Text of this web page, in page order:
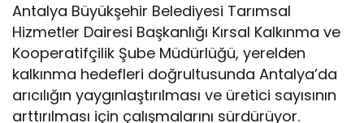
Antalya Büyükşehir Belediyesi Tarımsal
Hizmetler Dairesi Başkanlığı Kırsal Kalkınma ve
Kooperatifçilik Şube Müdürlüğü, yerelden
kalkınma hedefleri doğrultusunda Antalya’da
arıcılığın yaygınlaştırılması ve üretici sayısının
arttırılması için çalışmalarını sürdürüyor.